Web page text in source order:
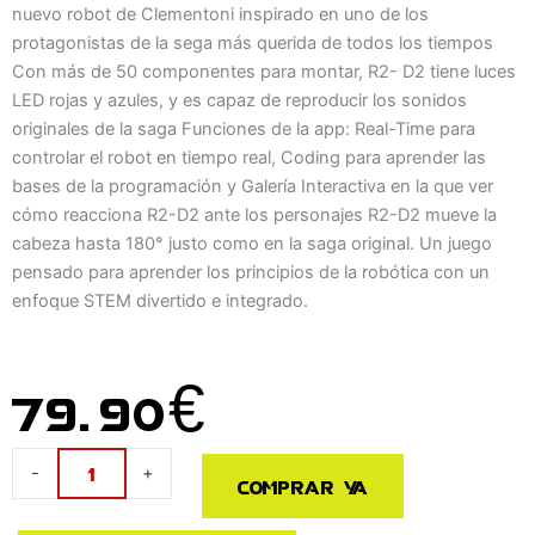
nuevo robot de Clementoni inspirado en uno de los
protagonistas de la sega más querida de todos los tiempos
Con más de 50 componentes para montar, R2- D2 tiene luces
LED rojas y azules, y es capaz de reproducir los sonidos
originales de la saga Funciones de la app: Real-Time para
controlar el robot en tiempo real, Coding para aprender las
bases de la programación y Galería Interactiva en la que ver
cómo reacciona R2-D2 ante los personajes R2-D2 mueve la
cabeza hasta 180° justo como en la saga original. Un juego
pensado para aprender los principios de la robótica con un
enfoque STEM divertido e integrado.
79.90€
- + Comprar ya